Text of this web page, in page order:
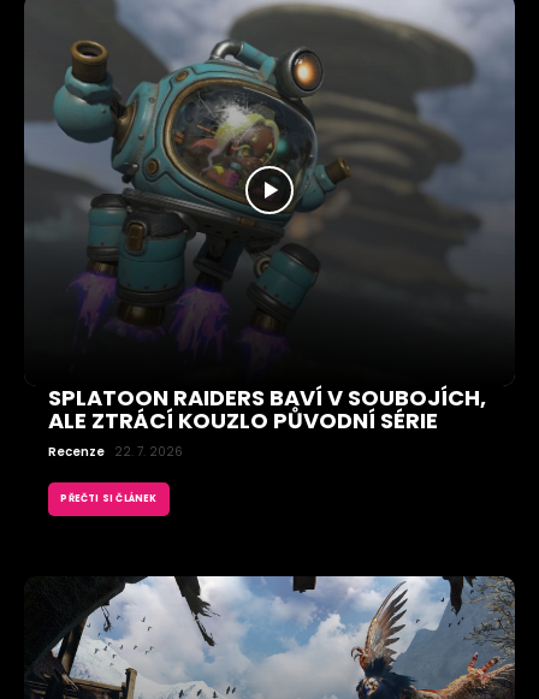
SPLATOON RAIDERS BAVÍ V SOUBOJÍCH,
ALE ZTRÁCÍ KOUZLO PŮVODNÍ SÉRIE
Recenze 22. 7. 2026
PŘEČTI SI ČLÁNEK